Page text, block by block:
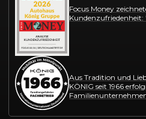
Focus Money
Kundenzufriedenheit:
Aus Tradition und
KÖNIG seit 1966